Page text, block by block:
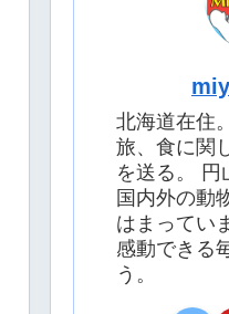
北海道在住。
旅、食に関
を送る。 円
国内外の動
はまってい
感動できる
う。